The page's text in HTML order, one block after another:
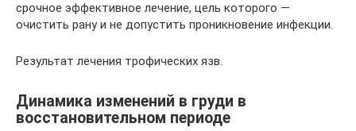
срочное эффективное лечение, цель которого —
очистить рану и не допустить проникновение инфекции.
Результат лечения трофических язв.
Динамика изменений в груди в
восстановительном периоде